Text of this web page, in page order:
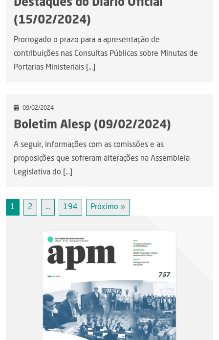
Destaques do Diário Oficial
(15/02/2024)
Prorrogado o prazo para a apresentação de
contribuições nas Consultas Públicas sobre Minutas de
Portarias Ministeriais [...]
09/02/2024
Boletim Alesp (09/02/2024)
A seguir, informações com as comissões e as
proposições que sofreram alterações na Assembleia
Legislativa do [...]
1 2 … 194 Próximo »